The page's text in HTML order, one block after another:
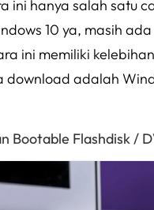
ini hanya salah satu
10 ya, masih
ini memiliki
download adalah
Bootable Flashdisk /